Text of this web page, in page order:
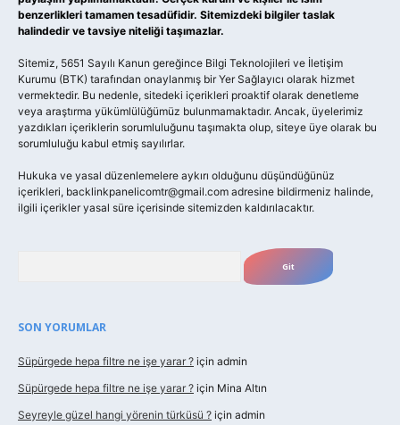
benzerlikleri tamamen tesadüfidir. Sitemizdeki bilgiler taslak
halindedir ve tavsiye niteliği taşımazlar.
Sitemiz, 5651 Sayılı Kanun gereğince Bilgi Teknolojileri ve İletişim
Kurumu (BTK) tarafından onaylanmış bir Yer Sağlayıcı olarak hizmet
vermektedir. Bu nedenle, sitedeki içerikleri proaktif olarak denetleme
veya araştırma yükümlülüğümüz bulunmamaktadır. Ancak, üyelerimiz
yazdıkları içeriklerin sorumluluğunu taşımakta olup, siteye üye olarak bu
sorumluluğu kabul etmiş sayılırlar.
Hukuka ve yasal düzenlemelere aykırı olduğunu düşündüğünüz
içerikleri, backlinkpanelicomtr@gmail.com adresine bildirmeniz halinde,
ilgili içerikler yasal süre içerisinde sitemizden kaldırılacaktır.
SON YORUMLAR
Süpürgede hepa filtre ne işe yarar ? için admin
Süpürgede hepa filtre ne işe yarar ? için Mina Altın
Seyreyle güzel hangi yörenin türküsü ? için admin